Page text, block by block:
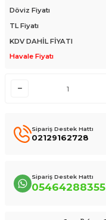
Döviz Fiyatı
TL Fiyatı
KDV DAHİL FİYATI
Havale Fiyatı
Sipariş Destek Hattı
02129162728
Sipariş Destek Hattı
05464288355